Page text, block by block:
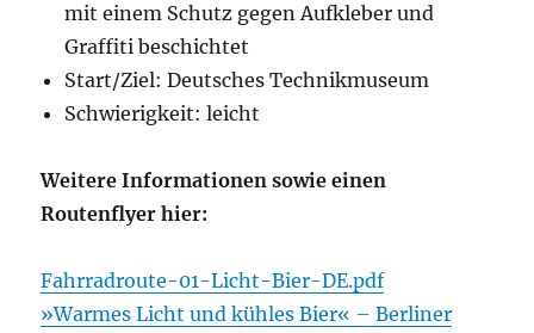
mit einem Schutz gegen Aufkleber und
Graffiti beschichtet
Start/Ziel: Deutsches Technikmuseum
Schwierigkeit: leicht
Weitere Informationen sowie einen
Routenflyer hier:
Fahrradroute-01-Licht-Bier-DE.pdf
»Warmes Licht und kühles Bier« – Berliner